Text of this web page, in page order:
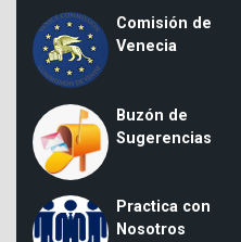
Comisión de
Venecia
Buzón de
Sugerencias
Practica con
Nosotros